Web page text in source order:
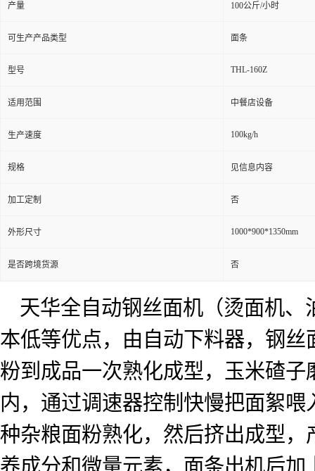
产量 100公斤/小时
可生产产品类型 面条
型号 THL-160Z
适用范围 中餐店设备
生产速度 100kg/h
规格 见信息内容
加工定制 否
外形尺寸 1000*900*1350mm
是否跨境货源 否
天华全自动钢丝面机（烫面机
本低等优点，由自动下料器，钢
粉到成品一次熟化成型，玉米碴
内，通过调速器控制快慢把面絮
种杂粮面粉熟化，然后挤出成型
养成分和微量元素，面条出机后